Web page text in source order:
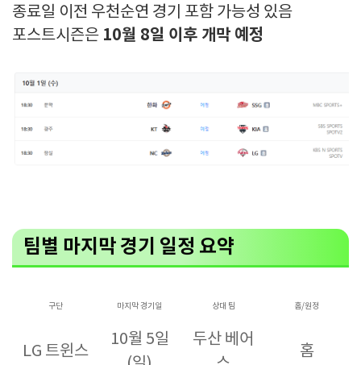
종료일 이전 우천순연 경기 포함 가능성 있음
포스트시즌은 10월 8일 이후 개막 예정
팀별 마지막 경기 일정 요약
구단 마지막 경기일 상대 팀 홈/원정
LG 트윈스
10월 5일
두산 베어
홈